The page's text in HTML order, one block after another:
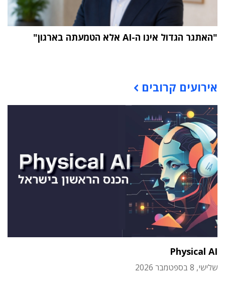
"האתגר הגדול אינו ה-AI אלא הטמעתה בארגון"
אירועים קרובים
Physical AI
שלישי, 8 בספטמבר 2026